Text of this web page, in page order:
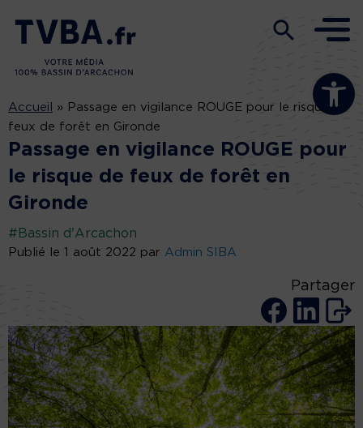
Ouvrir la
Accueil » Passage en vigilance ROUGE pour le risque de
feux de forêt en Gironde
Passage en vigilance ROUGE pour
le risque de feux de forêt en
Gironde
#Bassin d'Arcachon
Publié le 1 août 2022 par Admin SIBA
Partager